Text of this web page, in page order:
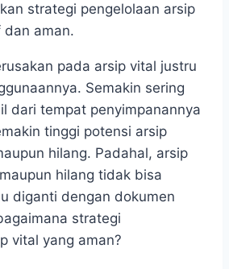
strategi pengelolaan arsip
aman.
pada arsip vital justru
Semakin sering
dari tempat penyimpanannya
tinggi potensi arsip
hilang. Padahal, arsip
hilang tidak bisa
diganti dengan dokumen
strategi
vital yang aman?